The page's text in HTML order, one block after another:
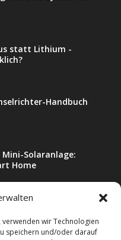
wir Technologien
speichern und/oder darauf
statt Lithium -
Handbuch
Solaranlage:
Home